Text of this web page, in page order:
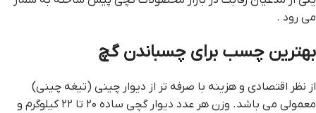
می رود .
بهترين چسب براي چسباندن گچ
از نظر اقتصادی و هزینه با صرفه تر از دیوار چینی (تیغه چینی)
معمولی می باشد. وزن هر عدد دیوار گچی ساده ۲۰ تا ۲۲ کیلوگرم و